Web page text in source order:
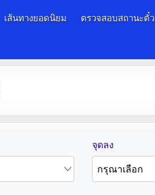
เส้นทางยอดนิยม ตรวจสอบสถานะตั๋ว